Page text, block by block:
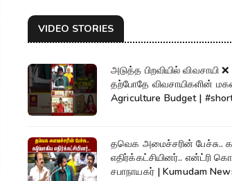
VIDEO STORIES
அடுத்த பிறவியில் விவசாயி ❌
தற்போதே விவசாயிகளின்
Agriculture Budget |
தவெக அமைச்சரின் பேச்சு..
எதிர்க்கட்சியினர்.. என்ட்ரி
சபாநாயகர் | Kumudam